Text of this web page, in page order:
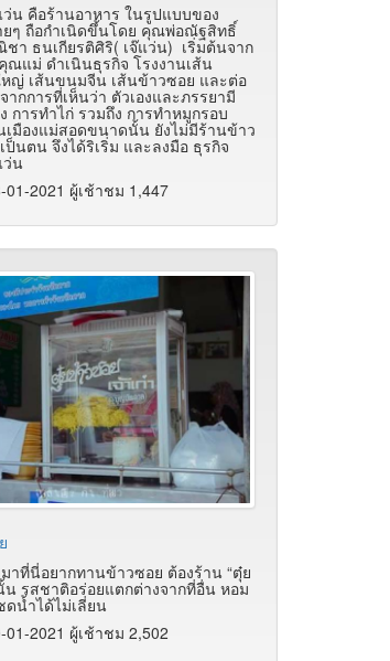
น คือร้านอาหาร ในรูปแบบของ
ยๆ ถือกำเนิดขึ้นโดย คุณพ่อณัฐสิทธิ์
า ธนเกียรติศิริ( เจ๊แว่น) เริ่มต้นจาก
แม่ ดำเนินธุรกิจ โรงงานเส้น
หญ่ เส้นขนมจีน เส้นข้าวซอย และต่อ
ากการที่เห็นว่า ตัวเองและภรรยามี
การทำไก่ รวมถึง การทำหมูกรอบ
มืองแม่สอดขนาดนั้น ยังไม่มีร้านข้าว
ป็นตน จึงได้ริเริ่ม และลงมือ ธุรกิจ
ว่น
01-2021 ผู้เช้าชม 1,447
าที่นี่อยากทานข้าวซอย ต้องร้าน “ตุ๋ย
น รสชาติอร่อยแตกต่างจากที่อื่น หอม
น้ำได้ไม่เลี่ยน
01-2021 ผู้เช้าชม 2,502